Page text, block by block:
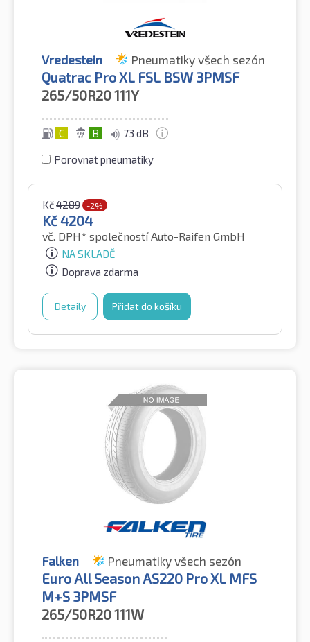
Vredestein Pneumatiky všech sezón
Quatrac Pro XL FSL BSW 3PMSF
265/50R20111Y
C B 73 dB
Porovnat pneumatiky
Kč4289 -2%
Kč4204
vč. DPH* společností Auto-Raifen GmbH
NA SKLADĚ
Doprava zdarma
Detaily Přidat do košíku
Falken Pneumatiky všech sezón
Euro All Season AS220 Pro XL MFS
M+S 3PMSF
265/50R20111W